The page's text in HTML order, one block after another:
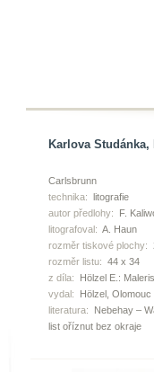
Karlova
Carlsbrunn
technika: litografie
autor předlohy:
F.
litografoval: A. Haun
rozměr tiskové plochy:
rozměr listu: 44 x 34
z díla:
Hölzel E.:
vydal:
Hölzel, Olomouc
literatura:
Nebehay –
list oříznut bez okraje